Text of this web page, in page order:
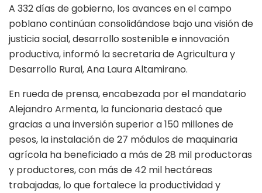
A 332 días de gobierno, los avances en el campo
poblano continúan consolidándose bajo una visión de
justicia social, desarrollo sostenible e innovación
productiva, informó la secretaria de Agricultura y
Desarrollo Rural, Ana Laura Altamirano.
En rueda de prensa, encabezada por el mandatario
Alejandro Armenta, la funcionaria destacó que
gracias a una inversión superior a 150 millones de
pesos, la instalación de 27 módulos de maquinaria
agrícola ha beneficiado a más de 28 mil productoras
y productores, con más de 42 mil hectáreas
trabajadas, lo que fortalece la productividad y